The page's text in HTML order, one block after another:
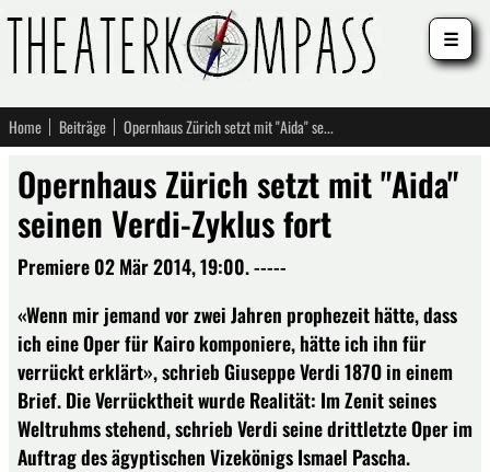
Home Beiträge Opernhaus Zürich setzt mit "Aida" seinen Verdi-Zyklus fort
Opernhaus Zürich setzt mit "Aida"
seinen Verdi-Zyklus fort
Premiere 02 Mär 2014, 19:00. -----
«Wenn mir jemand vor zwei Jahren prophezeit hätte, dass
ich eine Oper für Kairo komponiere, hätte ich ihn für
verrückt erklärt», schrieb Giuseppe Verdi 187O in einem
Brief. Die Verrücktheit wurde Realität: Im Zenit seines
Weltruhms stehend, schrieb Verdi seine drittletzte Oper im
Auftrag des ägyptischen Vizekönigs Ismael Pascha.
☰